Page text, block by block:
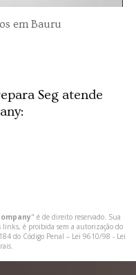
em Bauru
Seg atende
" é de direito reservado. Sua
links, é proibida sem a autorização do
do Código Penal – Lei 9610/98 - Lei
.